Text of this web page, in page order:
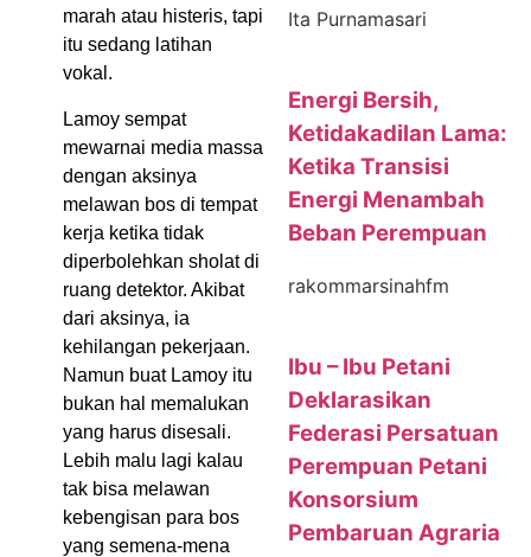
marah atau histeris, tapi
itu sedang latihan
vokal.
Lamoy sempat
mewarnai media massa
dengan aksinya
melawan bos di tempat
kerja ketika tidak
diperbolehkan sholat di
ruang detektor. Akibat
dari aksinya, ia
kehilangan pekerjaan.
Namun buat Lamoy itu
bukan hal memalukan
yang harus disesali.
Lebih malu lagi kalau
tak bisa melawan
kebengisan para bos
yang semena-mena
Ita Purnamasari
Energi Bersih,
Ketidakadilan Lama:
Ketika Transisi
Energi Menambah
Beban Perempuan
rakommarsinahfm
Ibu – Ibu Petani
Deklarasikan
Federasi Persatuan
Perempuan Petani
Konsorsium
Pembaruan Agraria